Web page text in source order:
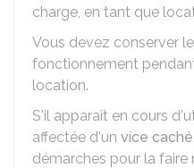
charge, en tant que
Vous devez conserver
fonctionnement
location.
S'il apparaît en cours
affectée d'un vice caché
démarches pour la faire